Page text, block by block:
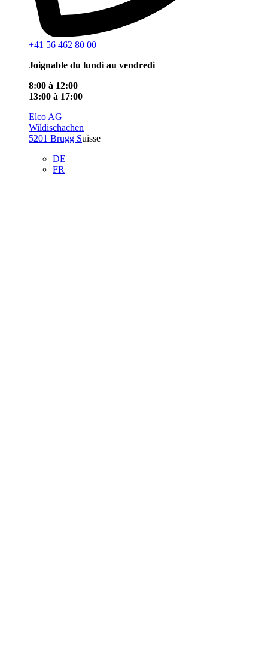
+41 56 462 80 00
Joignable du lundi au vendredi
8:00 à 12:00
13:00 à 17:00
Elco AG
Wildischachen
5201 Brugg Suisse
DE
FR